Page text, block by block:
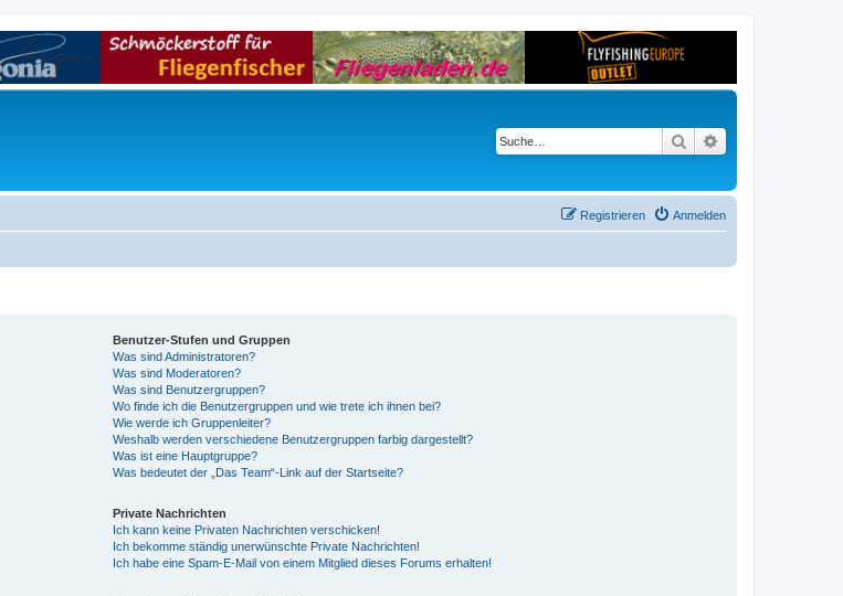
Suche
Anmelden
Registrieren
Benutzer-Stufen und Gruppen
Was sind Administratoren?
Was sind Moderatoren?
Was sind Benutzergruppen?
Wo finde ich die Benutzergruppen und wie trete ich ihnen bei?
Wie werde ich Gruppenleiter?
Weshalb werden verschiedene Benutzergruppen farbig dargestellt?
Was ist eine Hauptgruppe?
Was bedeutet der „Das Team“-Link auf der Startseite?
Private Nachrichten
Ich kann keine Privaten Nachrichten verschicken!
Ich bekomme ständig unerwünschte Private Nachrichten!
Ich habe eine Spam-E-Mail von einem Mitglied dieses Forums erhalten!